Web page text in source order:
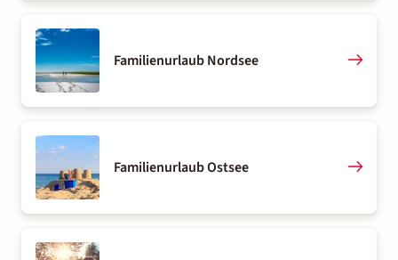
Familienurlaub Nordsee
Familienurlaub Ostsee